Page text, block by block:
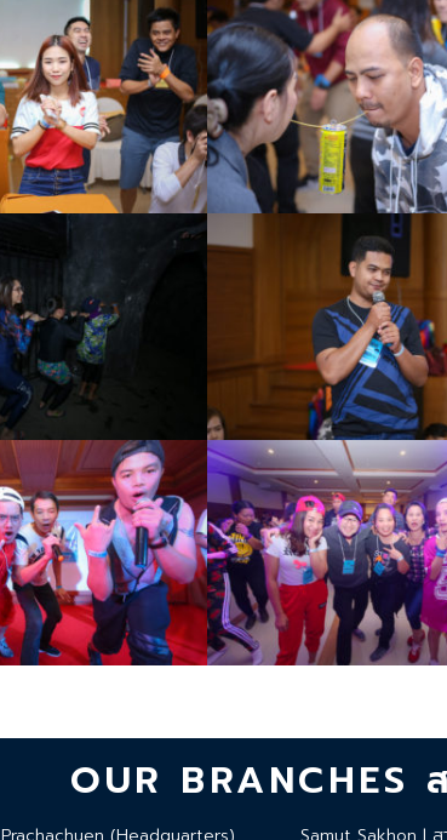
OUR BRANCHES